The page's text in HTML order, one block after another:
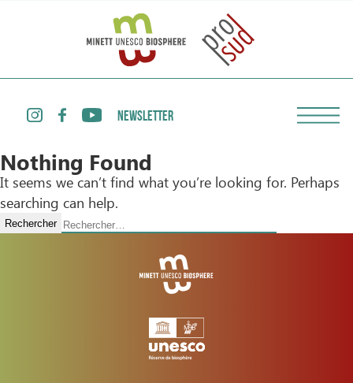
NEWSLETTER
Nothing Found
It seems we can’t find what you’re looking for. Perhaps
searching can help.
Rechercher :